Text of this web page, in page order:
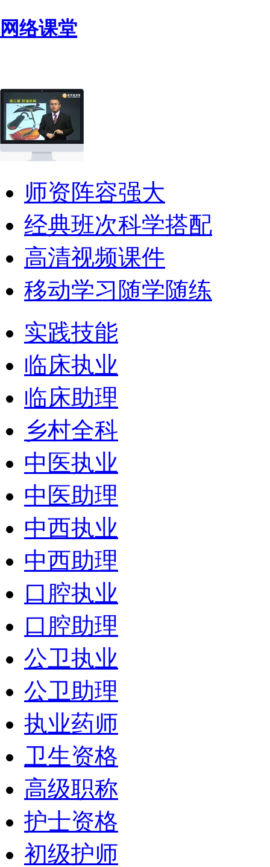
网络课堂
师资阵容强大
经典班次科学搭配
高清视频课件
移动学习随学随练
实践技能
临床执业
临床助理
乡村全科
中医执业
中医助理
中西执业
中西助理
口腔执业
口腔助理
公卫执业
公卫助理
执业药师
卫生资格
高级职称
护士资格
初级护师